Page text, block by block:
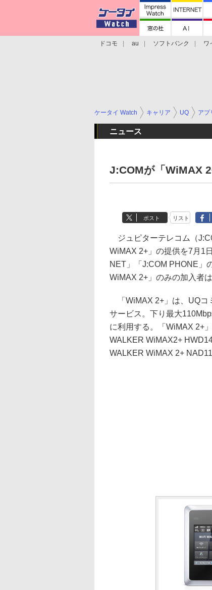
ドコモ au ソフトバンク ワ
ケータイ Watch キャリア UQ アプ
ニュース
J:COMが「WiMAX
ポスト リスト
ジュピターテレコム（
WiMAX 2+」の提供を7月1
NET」「J:COM PHONE」
WiMAX 2+」のみの加入者
「WiMAX 2+」は、UQコ
サービス。下り最大
に利用する。「WiMAX 2+
WALKER WiMAX2+
WALKER WiMAX 2+